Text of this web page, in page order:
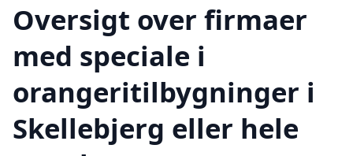
Oversigt over firmaer
med speciale i
orangeritilbygninger i
Skellebjerg eller hele